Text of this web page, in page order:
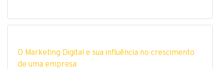
O Marketing Digital e sua influência no crescimento
de uma empresa